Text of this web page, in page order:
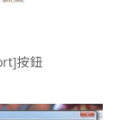
按鈕